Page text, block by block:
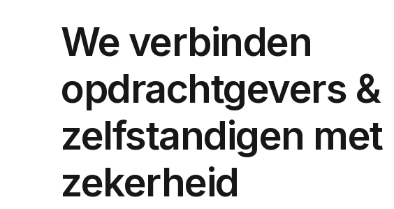
We verbinden
opdrachtgevers &
zelfstandigen met
zekerheid